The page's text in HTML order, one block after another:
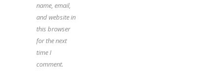
name, email,
and website in
this browser
for the next
time I
comment.